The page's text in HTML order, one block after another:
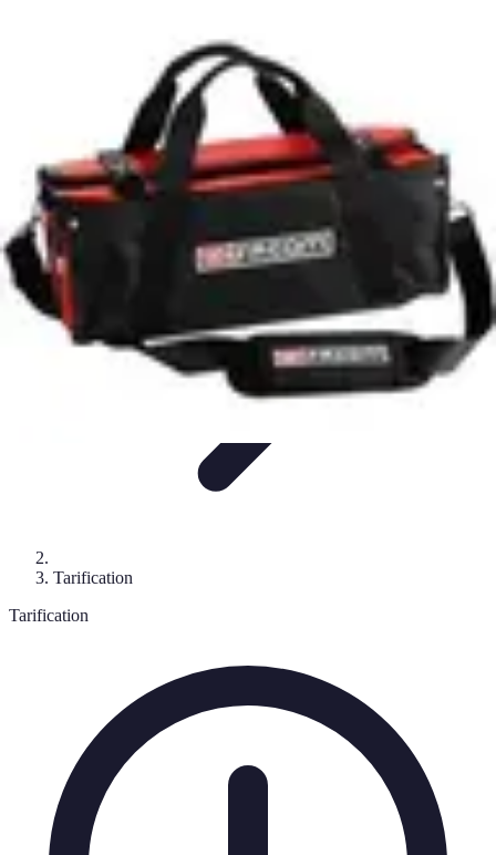
Conseils et Astuces
Produits et Services
Serrurier Rapide Paris
Tarification
Tarification